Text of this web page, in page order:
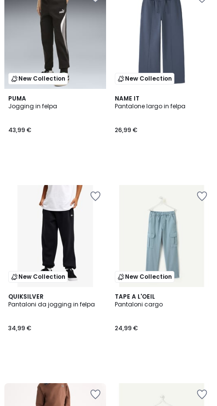
New Collection
PUMA
Jogging in felpa
43,99 €
New Collection
NAME IT
Pantalone largo in felpa
26,99 €
New Collection
QUIKSILVER
Pantaloni da jogging in felpa
34,99 €
New Collection
TAPE A L'OEIL
Pantaloni cargo
24,99 €